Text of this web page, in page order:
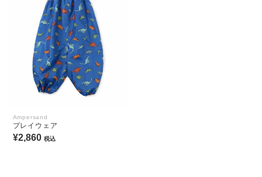
Ampersand
プレイウェア
¥2,860 税込